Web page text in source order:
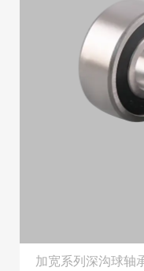
加宽系列深沟球轴